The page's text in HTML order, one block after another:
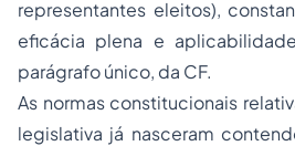
representantes eleitos),
eficácia plena e
parágrafo único, da CF.
As normas constitucionais
legislativa já nasceram